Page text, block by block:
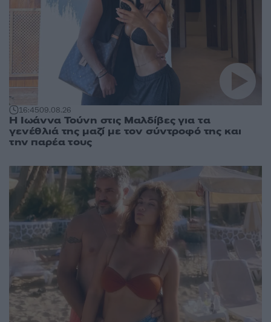
16:4509.08.26
Η Ιωάννα Τούνη στις Μαλδίβες για τα
γενέθλιά της μαζί με τον σύντροφό της και
την παρέα τους